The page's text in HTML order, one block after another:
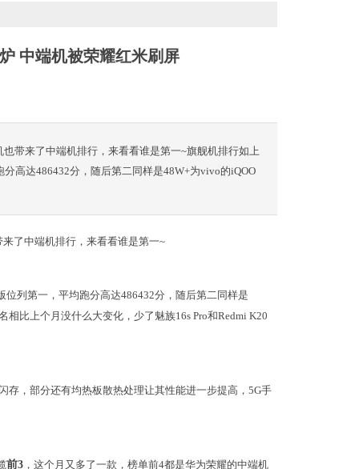
中端机被荣耀红米刷屏
带来了中端机排行，来看看谁是第一~旗舰机排行如上
高达486432分，随后第二同样是48W+为vivo的iQOO
了中端机排行，来看看谁是第一~
列第一，平均跑分高达486432分，随后第二同样是
相比上个月没什么大变化，少了魅族16s Pro和Redmi K20
存，部分还有均热板散热处理让其性能进一步提高，5G手
前3 ，这个月又多了一款，榜单前4都是华为荣耀的中端机